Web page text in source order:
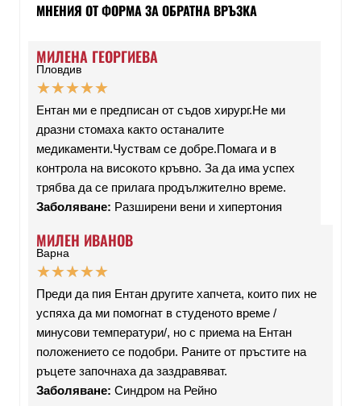
МНЕНИЯ ОТ ФОРМА ЗА ОБРАТНА ВРЪЗКА
МИЛЕНА ГЕОРГИЕВА
Пловдив
★★★★★
Ентан ми е предписан от съдов хирург.Не ми
дразни стомаха както останалите
медикаменти.Чуствам се добре.Помага и в
контрола на високото кръвно. За да има успех
трябва да се прилага продължително време.
Заболяване: Разширени вени и хипертония
МИЛЕН ИВАНОВ
Варна
★★★★★
Преди да пия Ентан другите хапчета, които пих не
успяха да ми помогнат в студеното време /
минусови температури/, но с приема на Ентан
положението се подобри. Раните от пръстите на
ръцете започнаха да заздравяват.
Заболяване: Синдром на Рейно